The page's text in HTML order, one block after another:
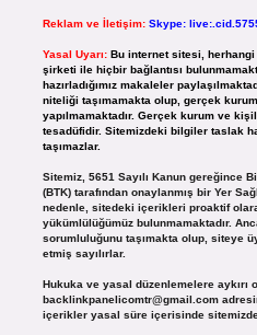
Reklam ve İletişim: Skype:
Yasal Uyarı: Bu internet sitesi,
şirketi ile hiçbir bağlantısı
hazırladığımız makaleler
niteliği taşımamakta olup, gerçek
yapılmamaktadır. Gerçek kurum ve
tesadüfidir. Sitemizdeki bilgiler taslak
taşımazlar.
Sitemiz, 5651 Sayılı Kanun gereğince
(BTK) tarafından onaylanmış bir Yer
nedenle, sitedeki içerikleri proaktif
yükümlülüğümüz bulunmamaktadır.
sorumluluğunu taşımakta olup, siteye
etmiş sayılırlar.
Hukuka ve yasal düzenlemelere
backlinkpanelicomtr@gmail.com
içerikler yasal süre içerisinde